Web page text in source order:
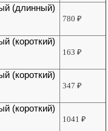
(длинный)
780₽
(короткий)
163₽
(короткий)
347₽
(короткий)
1041₽